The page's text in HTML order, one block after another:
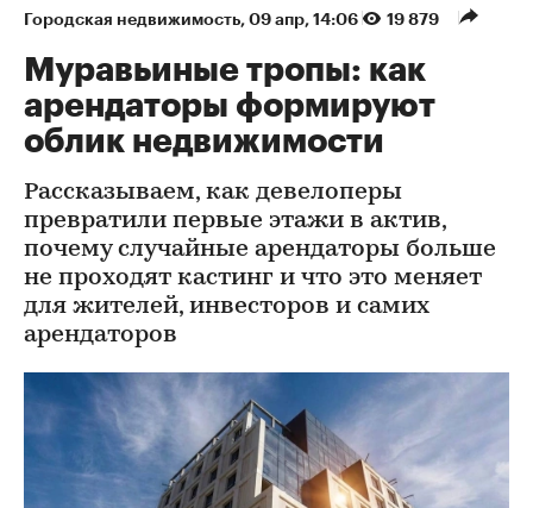
Городская недвижимость 09 апр, 14:06 19 879
Муравьиные тропы: как
арендаторы формируют
облик недвижимости
Рассказываем, как девелоперы
превратили первые этажи в актив,
почему случайные арендаторы больше
не проходят кастинг и что это меняет
для жителей, инвесторов и самих
арендаторов